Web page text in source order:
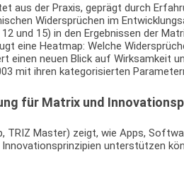
aus der Praxis, geprägt durch
Widersprüchen im
und 15) in den Ergebnissen der
eine Heatmap: Welche
einen neuen Blick auf Wirksamkeit
mit ihren kategorisierten
für Matrix und
TRIZ Master) zeigt, wie Apps,
unterstützen